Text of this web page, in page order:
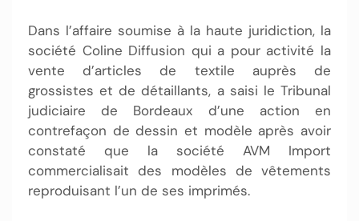
Dans l’affaire soumise à la haute juridiction, la
société Coline Diffusion qui a pour activité la
vente d’articles de textile auprès de
grossistes et de détaillants, a saisi le Tribunal
judiciaire de Bordeaux d’une action en
contrefaçon de dessin et modèle après avoir
constaté que la société AVM Import
commercialisait des modèles de vêtements
reproduisant l’un de ses imprimés.